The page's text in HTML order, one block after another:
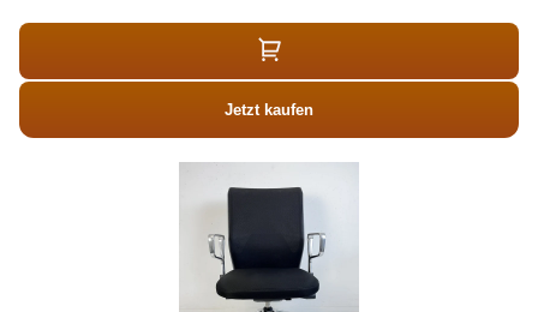
Jetzt kaufen